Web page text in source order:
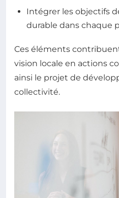
Intégrer les objectifs
durable dans chaque
Ces éléments
vision locale en actions
ainsi le projet de
collectivité.